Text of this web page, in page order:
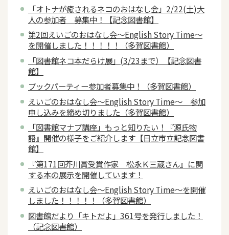
「オトナが癒されるネコのおはなし会」2/22(土)大
人の参加者 募集中！【記念図書館】
第2回えいごのおはなし会～English Story Time～
を開催しました！！！！！（多賀図書館）
「図書館ネコ本だらけ展」(3/23まで）【記念図書
館】
ブックパーティー参加者募集中！（多賀図書館）
えいごのおはなし会～English Story Time～ 参加
申し込みを締め切りました（多賀図書館）
「図書館マナブ講座」もっと知りたい！『源氏物
語』開催の様子をご紹介します【日立市立記念図書
館】
『第171回芥川賞受賞作家 松永Ｋ三蔵さん』に関
する本の展示を開催しています！
えいごのおはなし会～English Story Time～を開催
しました！！！！！（多賀図書館）
図書館だより「キトだよ」361号を発行しました！
（記念図書館）